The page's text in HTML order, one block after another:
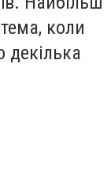
коли
декілька